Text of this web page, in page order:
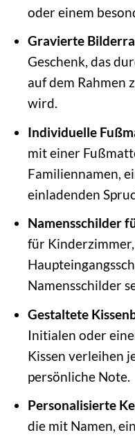
oder einem
Gravierte
Geschenk, das
auf dem Rahmen
wird.
Individuelle
mit einer
Familiennamen,
einladenden
Namensschilder
für
Namensschilder
Gestaltete
Initialen oder
Kissen verleihen
persönliche Note.
Personalisierte
die mit Namen,